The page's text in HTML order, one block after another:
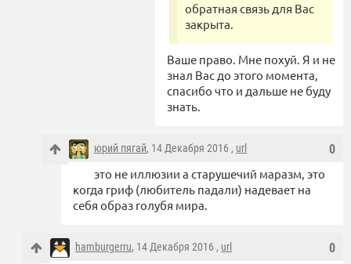
обратная связь для Вас
закрыта.
Ваше право. Мне похуй. Я и не
знал Вас до этого момента,
спасибо что и дальше не буду
знать.
0
юрий пягай, 14 Декабря 2016 , url
это не иллюзии а старушечий маразм, это
когда гриф (любитель падали) надевает на
себя образ голубя мира.
0
hamburgerru, 14 Декабря 2016 , url